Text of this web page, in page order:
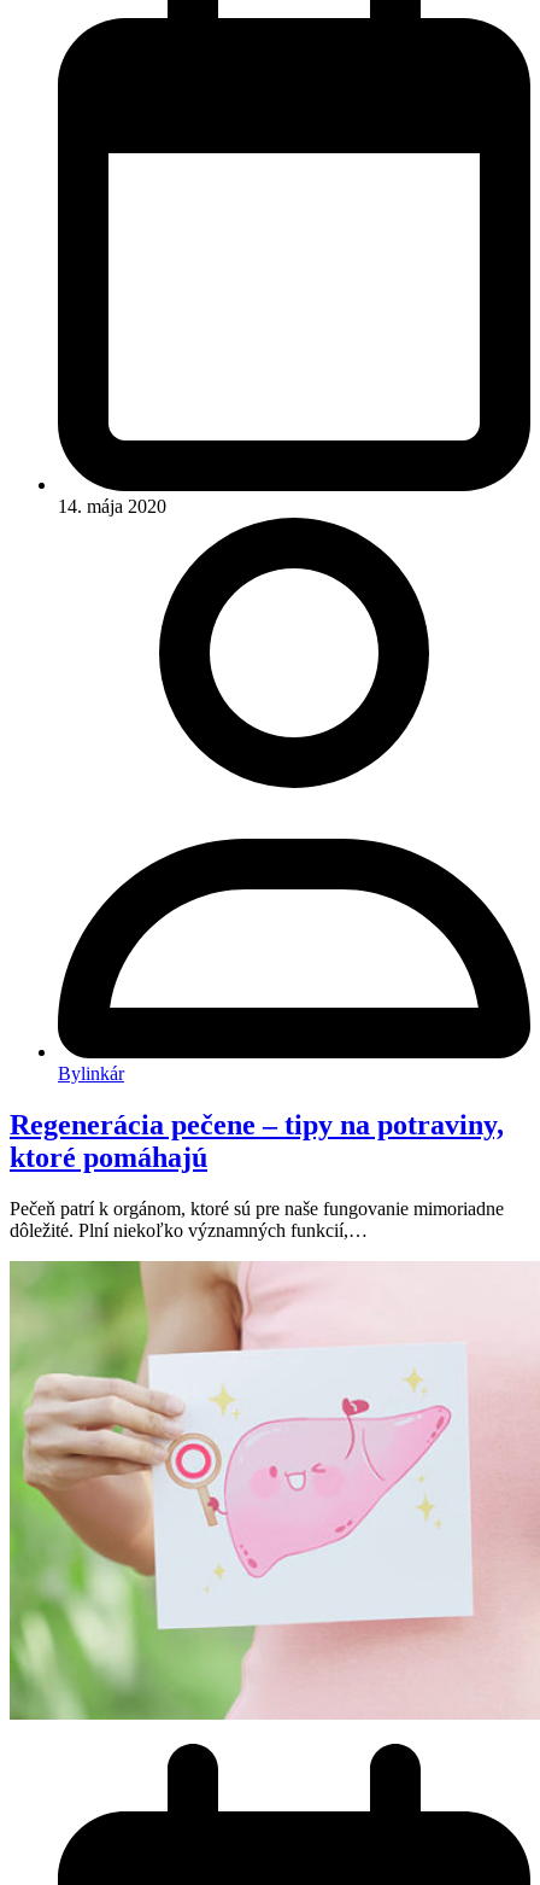
14. mája 2020
Bylinkár
Regenerácia pečene – tipy na potraviny,
ktoré pomáhajú
Pečeň patrí k orgánom, ktoré sú pre naše fungovanie mimoriadne
dôležité. Plní niekoľko významných funkcií,…